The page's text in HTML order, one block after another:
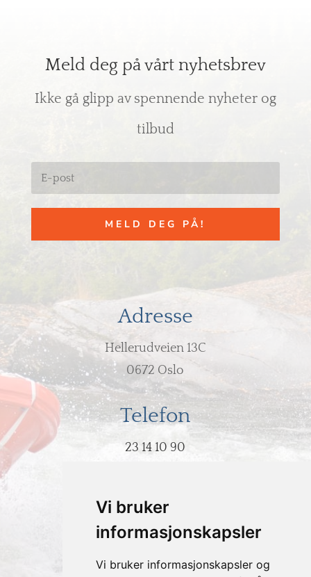
Vi bruker
informasjonskapsler
Vi bruker informasjonskapsler og
Meld deg på vårt nyhetsbrev
Ikke gå glipp av spennende nyheter og
tilbud
MELD DEG PÅ!
Adresse
Hellerudveien 13C
0672 Oslo
Telefon
23 14 10 90
post@hodeovervann.no